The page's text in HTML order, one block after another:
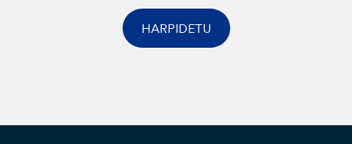
HARPIDETU